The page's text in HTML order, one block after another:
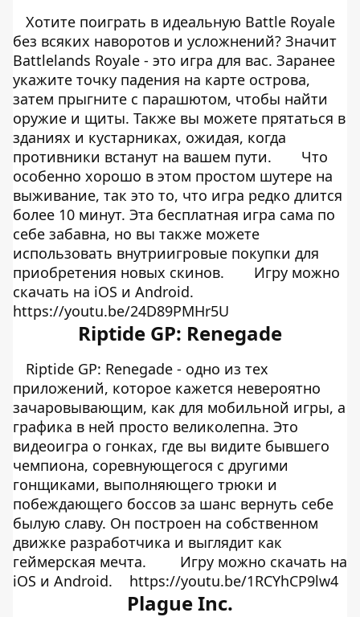
Хотите поиграть в идеальную Battle Royale
без всяких наворотов и усложнений? Значит
Battlelands Royale - это игра для вас. Заранее
укажите точку падения на карте острова,
затем прыгните с парашютом, чтобы найти
оружие и щиты. Также вы можете прятаться в
зданиях и кустарниках, ожидая, когда
противники встанут на вашем пути.
Что
особенно хорошо в этом простом шутере на
выживание, так это то, что игра редко длится
более 10 минут. Эта бесплатная игра сама по
себе забавна, но вы также можете
использовать внутриигровые покупки для
приобретения новых скинов.
Игру можно
скачать на iOS и Android.
https://youtu.be/24D89PMHr5U
Riptide GP: Renegade
Riptide GP: Renegade - одно из тех
приложений, которое кажется невероятно
зачаровывающим, как для мобильной игры, а
графика в ней просто великолепна. Это
видеоигра о гонках, где вы видите бывшего
чемпиона, соревнующегося с другими
гонщиками, выполняющего трюки и
побеждающего боссов за шанс вернуть себе
былую славу. Он построен на собственном
движке разработчика и выглядит как
геймерская мечта.
Игру можно скачать на
iOS и Android. https://youtu.be/1RCYhCP9lw4
Plague Inc.